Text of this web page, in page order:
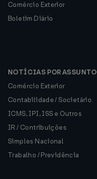
Comércio Exterior
Boletim Diário
NOTÍCIAS POR ASSUNTO
Comércio Exterior
Contabilidade / Societário
ICMS, IPI, ISS e Outros
IR / Contribuições
Simples Nacional
Trabalho / Previdência